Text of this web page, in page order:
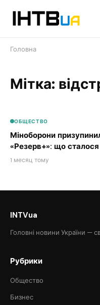
Головна
Мітка:
ОБЩЕСТВО
Міноборони
«Резерв+»: що
1 месяц тому
INTVua
Головні новини України —
Рубрики
Общество
Бизнес